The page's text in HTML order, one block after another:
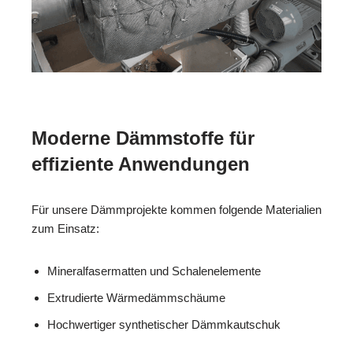
Moderne Dämmstoffe für
effiziente Anwendungen
Für unsere Dämmprojekte kommen folgende Materialien
zum Einsatz:
Mineralfasermatten und Schalenelemente
Extrudierte Wärmedämmschäume
Hochwertiger synthetischer Dämmkautschuk